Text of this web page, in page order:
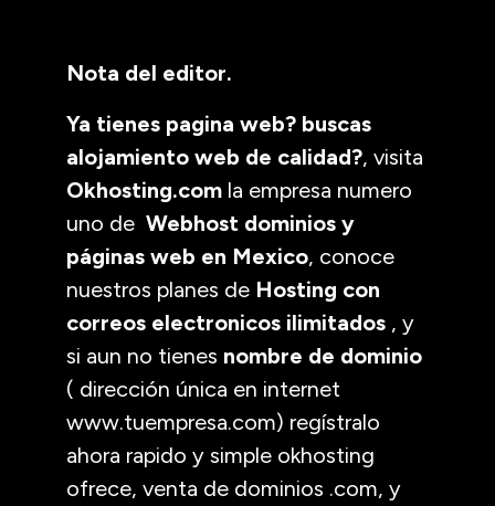
Nota del editor.
Ya tienes pagina web? buscas
alojamiento web de calidad?, visita
Okhosting.com la empresa numero
uno de Webhost dominios y
páginas web en Mexico, conoce
nuestros planes de Hosting con
correos electronicos ilimitados , y
si aun no tienes nombre de dominio
( dirección única en internet
www.tuempresa.com) regístralo
ahora rapido y simple okhosting
ofrece, venta de dominios .com, y